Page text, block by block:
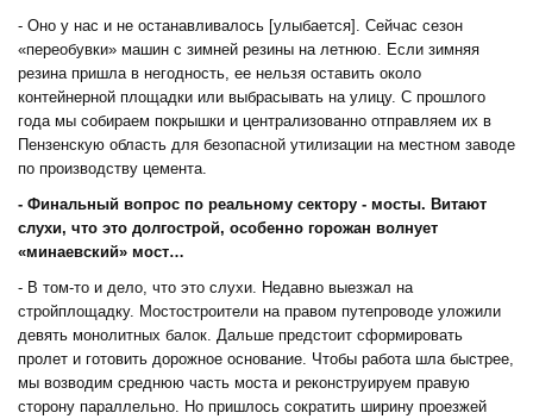
- Оно у нас и не останавливалось [улыбается]. Сейчас сезон
«переобувки» машин с зимней резины на летнюю. Если зимняя
резина пришла в негодность, ее нельзя оставить около
контейнерной площадки или выбрасывать на улицу. С прошлого
года мы собираем покрышки и централизованно отправляем их в
Пензенскую область для безопасной утилизации на местном заводе
по производству цемента.
- Финальный вопрос по реальному сектору - мосты. Витают
слухи, что это долгострой, особенно горожан волнует
«минаевский» мост…
- В том-то и дело, что это слухи. Недавно выезжал на
стройплощадку. Мостостроители на правом путепроводе уложили
девять монолитных балок. Дальше предстоит сформировать
пролет и готовить дорожное основание. Чтобы работа шла быстрее,
мы возводим среднюю часть моста и реконструируем правую
сторону параллельно. Но пришлось сократить ширину проезжей